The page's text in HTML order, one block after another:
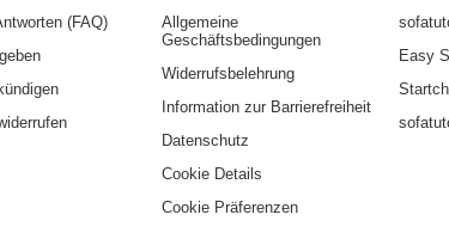
(FAQ)
Allgemeine
Geschäftsbedingungen
Widerrufsbelehrung
Information zur Barrierefreiheit
Datenschutz
Cookie Details
Cookie Präferenzen
Easy